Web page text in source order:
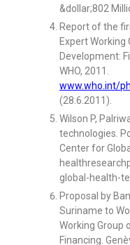
&dollar;802
Report of the
Expert Working
Development:
WHO, 2011.
www.who.int/
(28.6.2011).
Wilson P,
technologies.
Center for
global-health-
Proposal by
Suriname to
Working Group
Financing.